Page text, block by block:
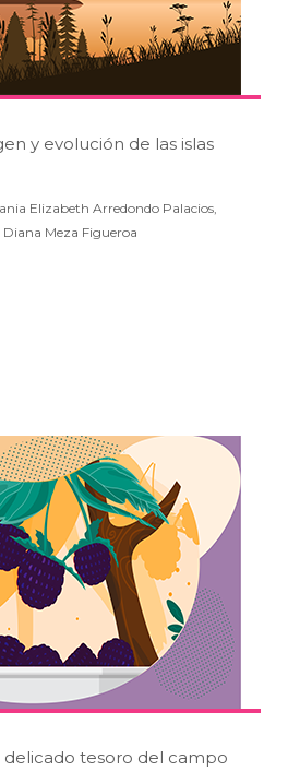
y evolución de las islas
Elizabeth Arredondo Palacios,
Meza Figueroa
delicado tesoro del campo